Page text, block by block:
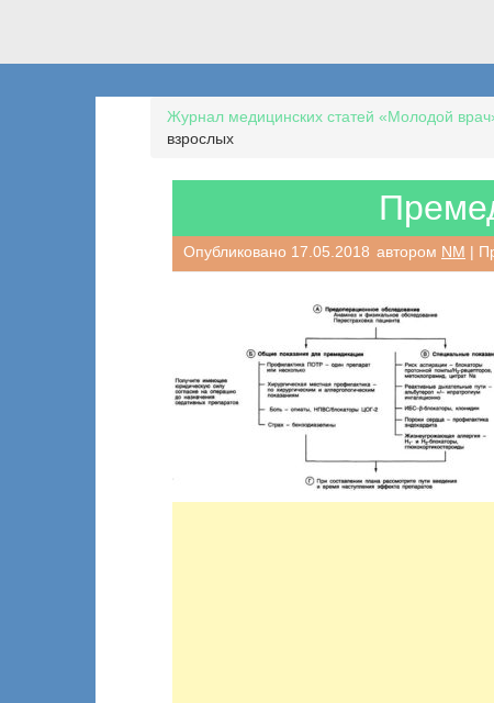
Журнал медицинских статей «Молодой
взрослых
Опубликовано 17.05.2018 автором NM |